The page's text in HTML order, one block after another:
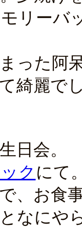
リーバ
った阿
綺麗で
日会。
ク にて
、お食
なにや